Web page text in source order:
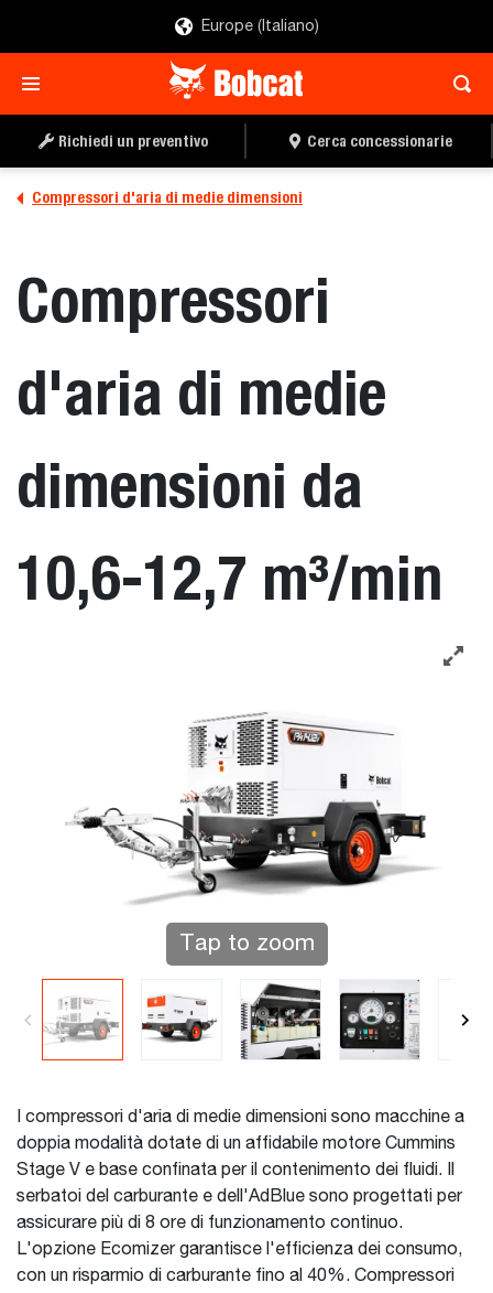
Europe (Italiano)
Richiedi un preventivo Cerca concessionarie
Compressori d'aria di medie dimensioni
Compressori
d'aria di medie
dimensioni da
10,6-12,7 m³/min
Tap to zoom
I compressori d'aria di medie dimensioni sono macchine a
doppia modalità dotate di un affidabile motore Cummins
Stage V e base confinata per il contenimento dei fluidi. Il
serbatoi del carburante e dell'AdBlue sono progettati per
assicurare più di 8 ore di funzionamento continuo.
L'opzione Ecomizer garantisce l'efficienza dei consumo,
con un risparmio di carburante fino al 40%. Compressori
RICHIEDI PREVENTIVO
TROVA